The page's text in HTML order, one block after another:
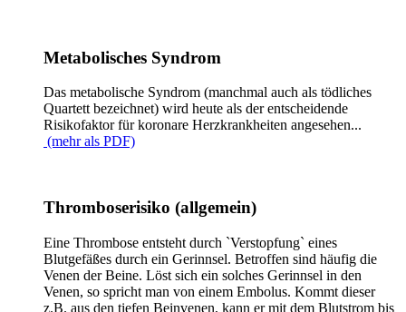
Metabolisches Syndrom
Das metabolische Syndrom (manchmal auch als tödliches
Quartett bezeichnet) wird heute als der entscheidende
Risikofaktor für koronare Herzkrankheiten angesehen...
(mehr als PDF)
Thromboserisiko (allgemein)
Eine Thrombose entsteht durch `Verstopfung` eines
Blutgefäßes durch ein Gerinnsel. Betroffen sind häufig die
Venen der Beine. Löst sich ein solches Gerinnsel in den
Venen, so spricht man von einem Embolus. Kommt dieser
z.B. aus den tiefen Beinvenen, kann er mit dem Blutstrom bis